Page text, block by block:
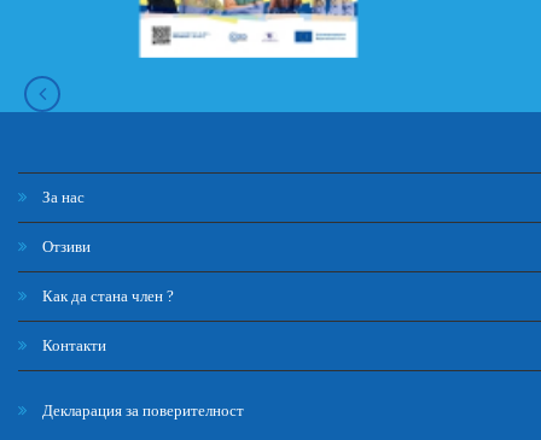
За нас
Отзиви
Как да стана член ?
Контакти
Декларация за поверителност